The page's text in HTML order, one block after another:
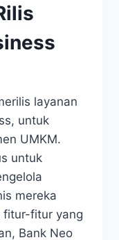
layanan
untuk
UMKM.
untuk
mereka
fitur-fitur yang
Bank Neo